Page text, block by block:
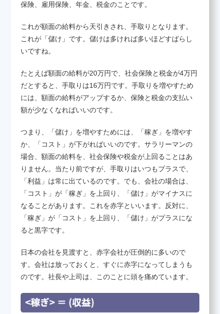
保険、雇用保険、年金、税金のことです。
これが額面の給料から天引きされ、手取りとなります。
これが「儲け」です。儲けは多ければ多いほどすばらし
いですね。
たとえば額面の給料が20万円で、社会保険と税金が4万円
だとすると、手取りは16万円です。手取りを増やすため
には、額面の給料がアップするか、保険と税金の支払い
額が少なくなればいいのです。
つまり、「儲け」を増やすためには、「稼ぎ」を増やす
か、「コスト」が下がればいいのです。サラリーマンの
場合、額面の給料を、社会保険や税金が上回ることはあ
りません。当たり前ですが、手取りはいつもプラスで、
「利益」は常に出ているのです。でも、会社の場合は、
「コスト」が「稼ぎ」を上回り、「儲け」がマイナスに
なることがあります。これを赤字といいます。反対に、
「稼ぎ」が「コスト」を上回り、「儲け」がプラスにな
ると黒字です。
日本の会社を見渡すと、赤字会社が圧倒的に多いので
す。会社は放っておくと、すぐに赤字になってしまうも
のです。社長や上司は、このことに頭を痛めています。